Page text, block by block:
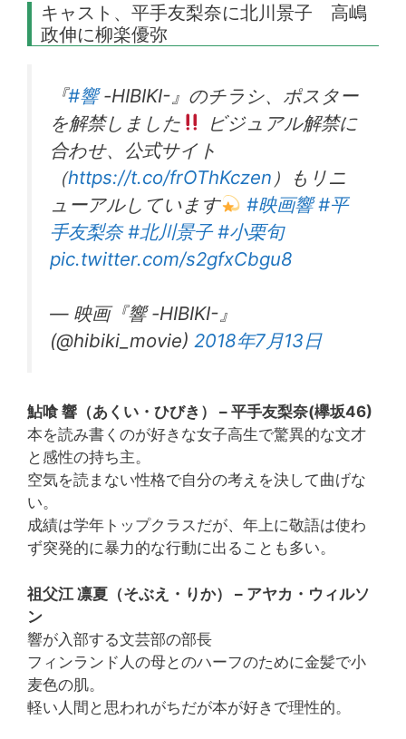
キャスト、平手友梨奈に北川景子 高嶋
政伸に柳楽優弥
『#響-HIBIKI-』のチラシ、ポスター
を解禁しました
ビジュアル解禁に
合わせ、公式サイト
（https://t.co/frOThKczen ）もリニ
ューアルしています
#映画響 #平
手友梨奈 #北川景子 #小栗旬
pic.twitter.com/s2gfxCbgu8
— 映画『響 -HIBIKI-』
(@hibiki_movie) 2018年7月13日
鮎喰 響（あくい・ひびき） – 平手友梨奈(欅坂46)
本を読み書くのが好きな女子高生で驚異的な文才
と感性の持ち主。
空気を読まない性格で自分の考えを決して曲げな
い。
成績は学年トップクラスだが、年上に敬語は使わ
ず突発的に暴力的な行動に出ることも多い。
祖父江 凛夏（そぶえ・りか） – アヤカ・ウィルソ
ン
響が入部する文芸部の部長
フィンランド人の母とのハーフのために金髪で小
麦色の肌。
軽い人間と思われがちだが本が好きで理性的。